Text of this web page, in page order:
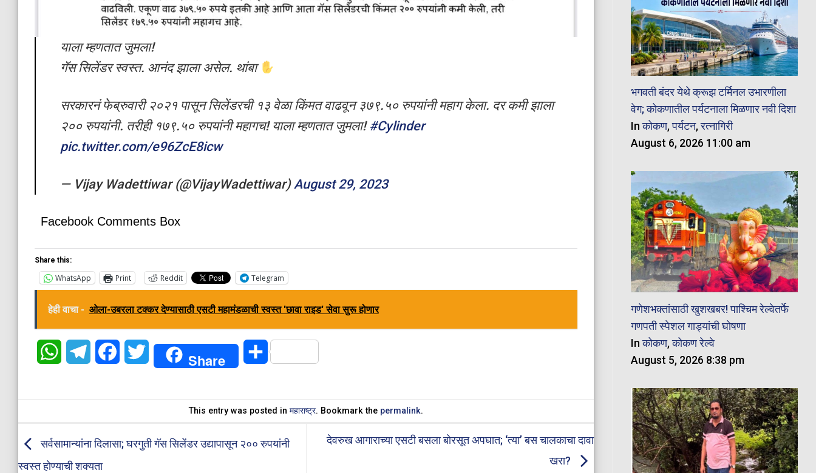
याला म्हणतात जुमला!
गॅस सिलेंडर स्वस्त. आनंद झाला असेल. थांबा
सरकारनं फेब्रुवारी २०२१ पासून सिलेंडरची १३ वेळा किंमत वाढवून ३७९.५० रुपयांनी महाग केला. दर कमी झाला
२०० रुपयांनी. तरीही १७९.५० रुपयांनी महागच! याला म्हणतात जुमला! #Cylinder
pic.twitter.com/e96ZcE8icw
— Vijay Wadettiwar (@VijayWadettiwar)August 29, 2023
Facebook Comments Box
Share this:
WhatsApp Print Reddit Telegram
हेही वाचा - ओला-उबरला टक्कर देण्यासाठी एसटी महामंडळाची स्वस्त 'छावा राइड' सेवा सुरू होणार
WhatsAppTelegramFacebookTwitter Share Share
This entry was posted in महाराष्ट्र. Bookmark the permalink.
सर्वसामान्यांना दिलासा; घरगुती गॅस सिलेंडर उद्यापासून २०० रुपयांनी
स्वस्त होण्याची शक्यता
देवरुख आगाराच्या एसटी बसला बोरसूत अपघात; ‘त्या’ बस चालकाचा दावा
खरा?
भगवती बंदर येथे क्रूझ टर्मिनल उभारणीला
वेग; कोकणातील पर्यटनाला मिळणार नवी दिशा
Inकोकण,पर्यटन,रत्नागिरी
August 6, 2026 11:00 am
गणेशभक्तांसाठी खुशखबर! पाश्चिम रेल्वेतर्फे
गणपती स्पेशल गाड्यांची घोषणा
Inकोकण,कोकण रेल्वे
August 5, 2026 8:38 pm